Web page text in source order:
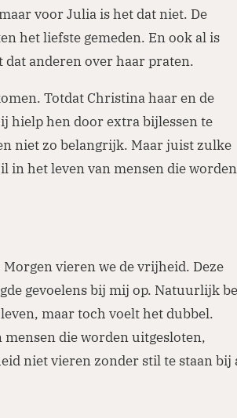
voor Julia is het dat niet. De
het liefste gemeden. En ook al is
anderen over haar praten.
Totdat Christina haar en de
hielp hen door extra bijlessen te
niet zo belangrijk. Maar juist zulke
in het leven van mensen die worden
vieren we de vrijheid. Deze
gevoelens bij mij op. Natuurlijk
maar toch voelt het dubbel.
die worden uitgesloten,
niet vieren zonder stil te staan bij